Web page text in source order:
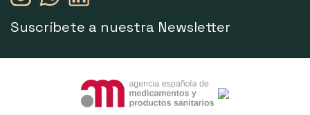
Suscríbete a nuestra Newsletter